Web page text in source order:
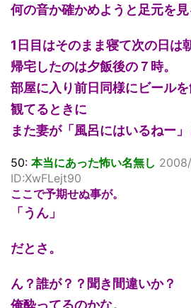
何の音か確かめようと足元を見
1日目はそのまま寝て次の日は
帰宅したのは夕飯後の７時。
部屋に入り前日同様にビール
観てるときに
また妻が「風呂にはいるねー」
50: 本当にあった怖い名無し
ID:XwFLejt90
ここで予期せぬ事が。
「うん」
だとさ。
ん？誰が？？聞き間違いか？
俺酔ってるのかな。